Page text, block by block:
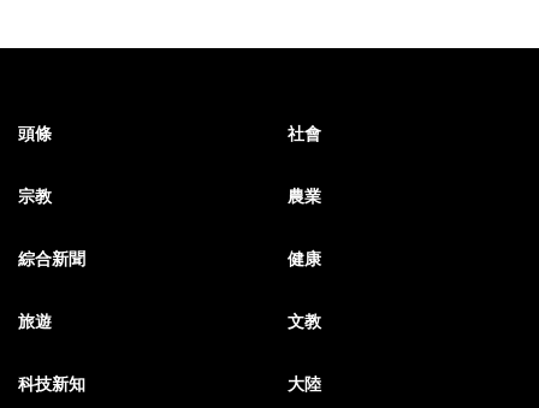
頭條 社會
宗教 農業
綜合新聞 健康
旅遊 文教
科技新知 大陸